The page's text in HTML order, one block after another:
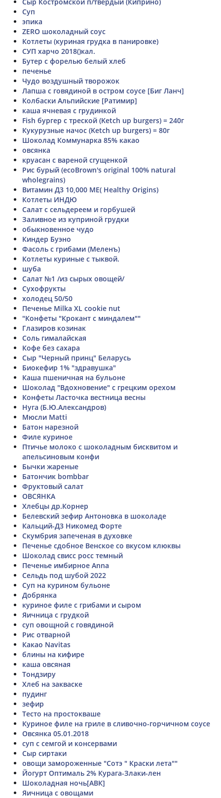
Суп
эпика
ZERO шоколадный соус
Котлеты (куриная грудка в панировке)
СУП харчо 2018()кал.
Бутер с форелью белый хлеб
печенье
Чудо воздушный творожок
Лапша с говядиной в остром соусе [Биг Ланч]
Колбаски Альпийские [Ратимир]
каша ячневая с грудинкой
Fish бургер с треской (Ketch up burgers) = 240г
Кукурузные начос (Ketch up burgers) = 80г
Шоколад Коммунарка 85% какао
овсянка
круасан с вареной сгущенкой
Рис бурый (ecoBrown's original 100% natural
wholegrains)
Витамин Д3 10,000 МЕ( Healthy Origins)
Котлеты ИНДЮ
Салат с сельдереем и горбушей
Заливное из куприной грудки
обыкновенное чудо
Киндер Буэно
Фасоль с грибами (Меленъ)
Котлеты куриные с тыквой.
шуба
Салат №1 /из сырых овощей/
Сухофрукты
холодец 50/50
Печенье Milka XL cookie nut
"Конфеты "Крокант с миндалем""
Глазиров козинак
Соль гималайская
Кофе без сахара
Сыр "Черный принц" Беларусь
Биокефир 1% "здравушка"
Каша пшеничная на бульоне
Шоколад "Вдохновение" с грецким орехом
Конфеты Ласточка вестница весны
Нуга (Б.Ю.Александров)
Мюсли Matti
Батон нарезной
Филе куриное
Птичье молоко с шоколадным бисквитом и
апельсиновым конфи
Бычки жареные
Батончик bombbar
Фруктовый салат
ОВСЯНКА
Хлебцы др.Корнер
Белевский зефир Антоновка в шоколаде
Кальций-Д3 Никомед Форте
Скумбрия запеченая в духовке
Печенье сдобное Венское со вкусом клюквы
Шоколад свисс росс темный
Печенье имбирное Anna
Сельдь под шубой 2022
Суп на курином бульоне
Добрянка
куриное филе с грибами и сыром
Яичница с грудкой
суп овощной с говядиной
Рис отварной
Какао Navitas
блины на кифире
каша овсяная
Тондзиру
Хлеб на закваске
пудинг
зефир
Тесто на простокваше
Куриное филе на гриле в сливочно-горчичном соусе
Овсянка 05.01.2018
суп с семгой и консервами
Сыр сиртаки
овощи замороженные "Сотэ " Краски лета""
Йогурт Оптималь 2% Курага-Злаки-лен
Шоколадная ночь[АВК]
Яичница с овощами